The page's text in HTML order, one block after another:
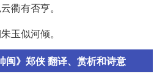
衢有否亨。
玉似河倾。
闽》郑侠 翻译、赏析和诗意